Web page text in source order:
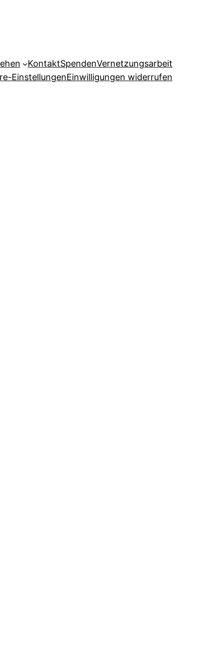
KontaktSpendenVernetzungsarbeit
EinstellungenEinwilligungen widerrufen